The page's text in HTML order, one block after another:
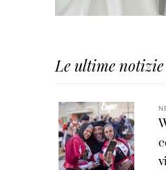
Le ultime notizie